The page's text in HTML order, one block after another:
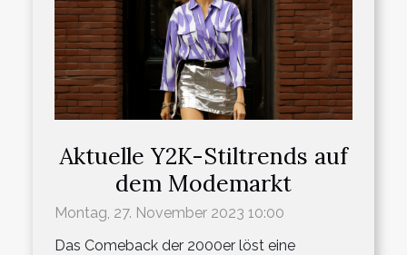
Aktuelle Y2K-Stiltrends auf
dem Modemarkt
Montag, 27. November 2023 10:00
Das Comeback der 2000er löst eine